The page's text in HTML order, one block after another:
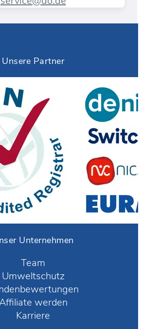
Unsere Partner
Unternehmen
Team
Umweltschutz
werden
Karriere